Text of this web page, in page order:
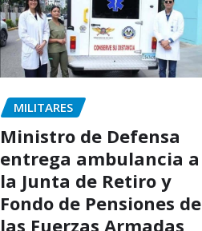
MILITARES
Ministro de Defensa
entrega ambulancia a
la Junta de Retiro y
Fondo de Pensiones de
las Fuerzas Armadas